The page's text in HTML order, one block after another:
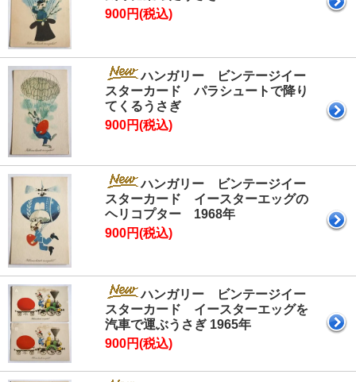
900円(税込)
ハンガリー ビンテージイー
スターカード パラシュートで降り
てくるうさぎ
900円(税込)
ハンガリー ビンテージイー
スターカード イースターエッグの
ヘリコプター 1968年
900円(税込)
ハンガリー ビンテージイー
スターカード イースターエッグを
汽車で運ぶうさぎ 1965年
900円(税込)